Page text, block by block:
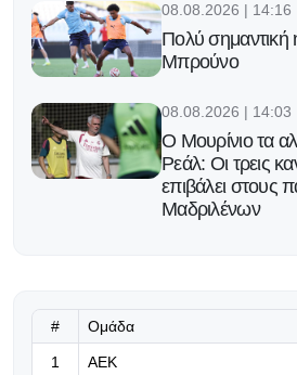
08.08.2026 | 14:16
Πολύ σημαντική
Μπρούνο
08.08.2026 | 14:03
Ο Μουρίνιο τα
Ρεάλ: Οι τρεις
επιβάλει στους
Μαδριλένων
# Ομάδα
1 ΑΕΚ